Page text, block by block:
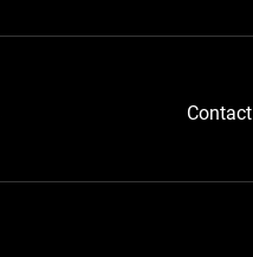
​Contact